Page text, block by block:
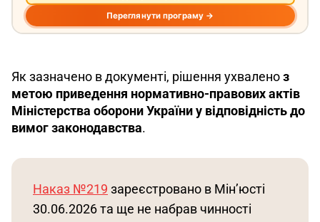
Як зазначено в документі, рішення ухвалено з
метою приведення нормативно-правових актів
Міністерства оборони України у відповідність до
вимог законодавства.
Наказ №219 зареєстровано в Мін’юсті
30.06.2026 та ще не набрав чинності